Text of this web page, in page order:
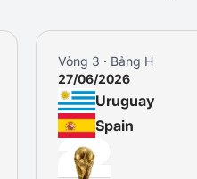
Vòng 3 · Bảng H
27/06/2026
Uruguay
Spain